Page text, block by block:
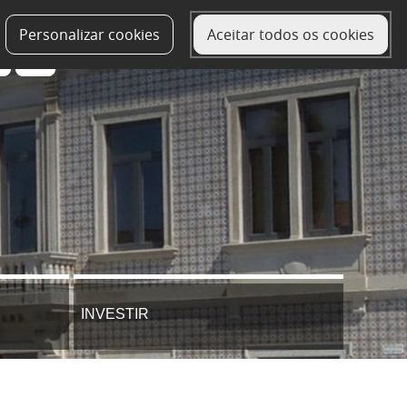
Personalizar cookies Aceitar todos os cookies
INVESTIR